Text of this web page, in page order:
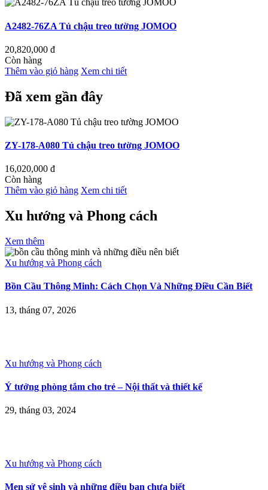
A2482-76ZA Tủ chậu treo tường JOMOO
20,820,000 đ
Còn hàng
Thêm vào giỏ hàng Xem chi tiết
Đã xem gần đây
ZY-178-A080 Tủ chậu treo tường JOMOO
16,020,000 đ
Còn hàng
Thêm vào giỏ hàng Xem chi tiết
Xu hướng và Phong cách
Xem thêm
Xu hướng và Phong cách
Bồn Cầu Thông Minh: Cách Chọn Và Những Điều Cần Biết
13, tháng 07, 2026
Xu hướng và Phong cách
Ý tưởng phòng tắm cho trẻ – Nội thất và thiết kế
29, tháng 03, 2024
Xu hướng và Phong cách
Men sứ vệ sinh và những điều bạn chưa biết